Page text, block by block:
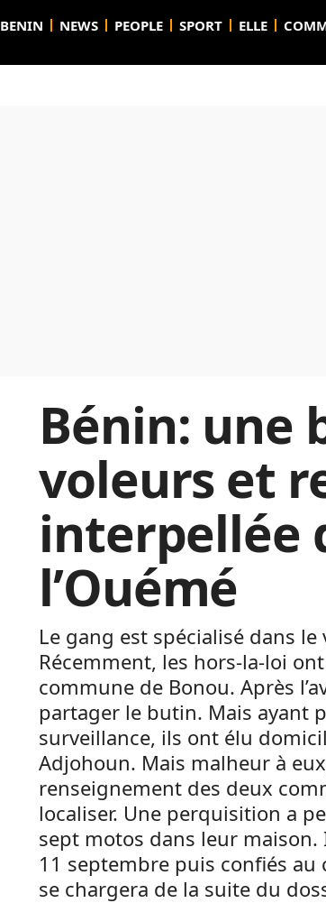
BENIN NEWS PEOPLE SPORT ELLE
Bénin: une
voleurs et
interpellée
l’Ouémé
Le gang est spécialisé dans
Récemment, les hors-la-loi
commune de Bonou. Après
partager le butin. Mais ayant
surveillance, ils ont élu
Adjohoun. Mais malheur à
renseignement des deux
localiser. Une perquisition a
sept motos dans leur
11 septembre puis confiés
se chargera de la suite du